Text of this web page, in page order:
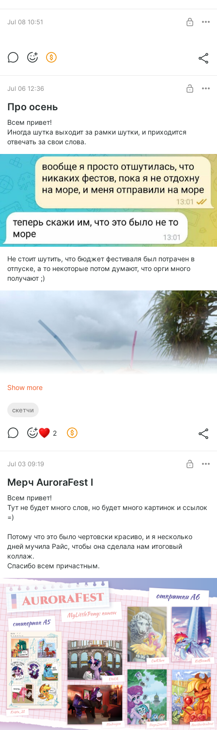
Jul 08 10:51
Варианты поздравительной открытки.
Jul 06 12:36
Про осень
Всем привет!
Иногда шутка выходит за рамки шутки, и приходится
отвечать за свои слова.
Не стоит шутить, что бюджет фестиваля был потрачен в
отпуске, а то некоторые потом думают, что орги много
получают ;)
Но да, морюшко было, поэтому приступаем к работе.
Все началось с даты. Конечно, местами нас опередил
Ребрик, который занял весну. Чтобы не сталкиваться
лбами, решили взять осень... Почему осень? Потому что это
мое любимое время года, и все дело в дождях и листьях.
Show more
скетчи
2
Jul 03 09:19
Мерч AuroraFest I
Всем привет!
Тут не будет много слов, но будет много картинок и ссылок
=)
Потому что это было чертовски красиво, и я несколько
дней мучила Райс, чтобы она сделала нам итоговый
коллаж.
Спасибо всем причастным.